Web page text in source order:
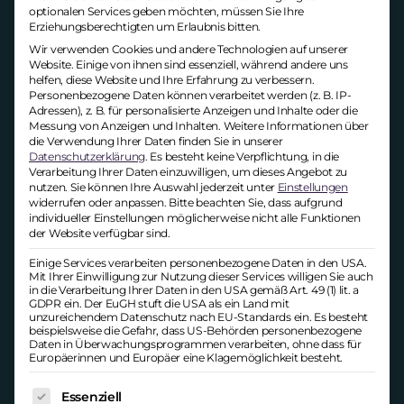
herausfordernde Tätigkeiten reihen sich
ein. Einen negativen Einfluss können
außerdem Arbeitsumfelder haben, die
lediglich auf Produktivität, nicht aber auf
Engagement ausgerichtet sind.
Nicht zuletzt spielt die soziale Dimension
eine entscheidende Rolle: Zu wenig
Verbindung zu Kollegen, fehlende
Zugehörigkeit oder ein distanziertes
Arbeitsumfeld können das Gefühl
verstärken, innerlich nicht wirklich Teil des
Ganzen zu sein.
Welches Risiko Languishing
beinhaltet
Zunächst ist festzuhalten, dass
Languishing an sich noch keinen
optionalen Services geben möchten, müssen Sie Ihre
Erziehungsberechtigten um Erlaubnis bitten.
Wir verwenden Cookies und andere Technologien auf unserer
Website. Einige von ihnen sind essenziell, während andere uns
helfen, diese Website und Ihre Erfahrung zu verbessern.
Personenbezogene Daten können verarbeitet werden (z. B. IP-
Adressen), z. B. für personalisierte Anzeigen und Inhalte oder die
Messung von Anzeigen und Inhalten. Weitere Informationen über
die Verwendung Ihrer Daten finden Sie in unserer
Datenschutzerklärung. Es besteht keine Verpflichtung, in die
Verarbeitung Ihrer Daten einzuwilligen, um dieses Angebot zu
nutzen. Sie können Ihre Auswahl jederzeit unter Einstellungen
widerrufen oder anpassen. Bitte beachten Sie, dass aufgrund
individueller Einstellungen möglicherweise nicht alle Funktionen
der Website verfügbar sind.
Einige Services verarbeiten personenbezogene Daten in den USA.
Mit Ihrer Einwilligung zur Nutzung dieser Services willigen Sie auch
in die Verarbeitung Ihrer Daten in den USA gemäß Art. 49 (1) lit. a
GDPR ein. Der EuGH stuft die USA als ein Land mit
unzureichendem Datenschutz nach EU-Standards ein. Es besteht
beispielsweise die Gefahr, dass US-Behörden personenbezogene
Daten in Überwachungsprogrammen verarbeiten, ohne dass für
Europäerinnen und Europäer eine Klagemöglichkeit besteht.
Es folgt eine Liste der Service-Gruppen, für die eine
Essenziell